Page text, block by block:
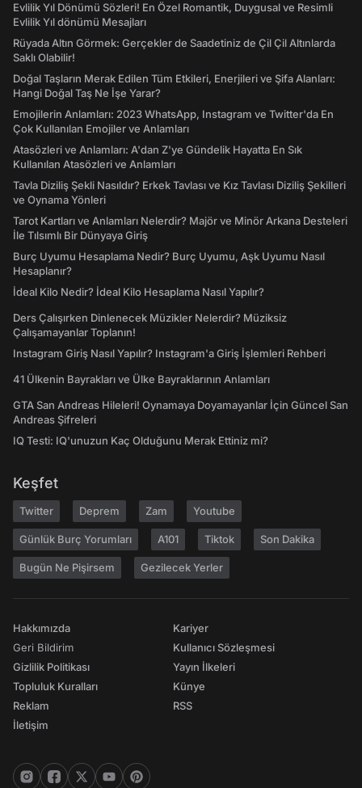
Evlilik Yıl Dönümü Sözleri! En Özel Romantik, Duygusal ve Resimli
Evlilik Yıl dönümü Mesajları
Rüyada Altın Görmek: Gerçekler de Saadetiniz de Çil Çil Altınlarda
Saklı Olabilir!
Doğal Taşların Merak Edilen Tüm Etkileri, Enerjileri ve Şifa Alanları:
Hangi Doğal Taş Ne İşe Yarar?
Emojilerin Anlamları: 2023 WhatsApp, Instagram ve Twitter'da En
Çok Kullanılan Emojiler ve Anlamları
Atasözleri ve Anlamları: A'dan Z'ye Gündelik Hayatta En Sık
Kullanılan Atasözleri ve Anlamları
Tavla Diziliş Şekli Nasıldır? Erkek Tavlası ve Kız Tavlası Diziliş Şekilleri
ve Oynama Yönleri
Tarot Kartları ve Anlamları Nelerdir? Majör ve Minör Arkana Desteleri
İle Tılsımlı Bir Dünyaya Giriş
Burç Uyumu Hesaplama Nedir? Burç Uyumu, Aşk Uyumu Nasıl
Hesaplanır?
İdeal Kilo Nedir? İdeal Kilo Hesaplama Nasıl Yapılır?
Ders Çalışırken Dinlenecek Müzikler Nelerdir? Müziksiz
Çalışamayanlar Toplanın!
Instagram Giriş Nasıl Yapılır? Instagram'a Giriş İşlemleri Rehberi
41 Ülkenin Bayrakları ve Ülke Bayraklarının Anlamları
GTA San Andreas Hileleri! Oynamaya Doyamayanlar İçin Güncel San
Andreas Şifreleri
IQ Testi: IQ'unuzun Kaç Olduğunu Merak Ettiniz mi?
Keşfet
Twitter Deprem Zam Youtube
Günlük Burç Yorumları A101 Tiktok Son Dakika
Bugün Ne Pişirsem Gezilecek Yerler
Hakkımızda
Geri Bildirim
Gizlilik Politikası
Topluluk Kuralları
Reklam
İletişim
Kariyer
Kullanıcı Sözleşmesi
Yayın İlkeleri
Künye
RSS